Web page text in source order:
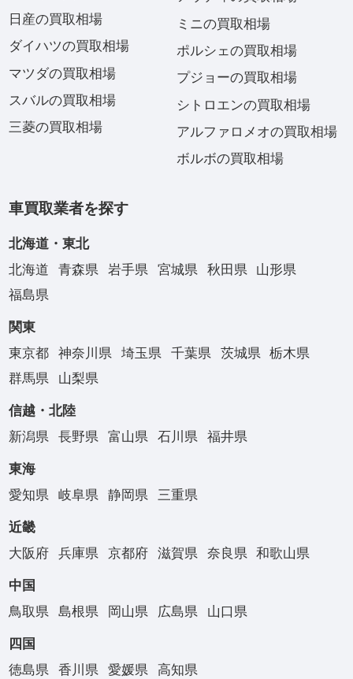
日産の買取相場
ダイハツの買取相場
マツダの買取相場
スバルの買取相場
三菱の買取相場
ミニの買取相場
ポルシェの買取相場
プジョーの買取相場
シトロエンの買取相場
アルファロメオの買取相場
ボルボの買取相場
車買取業者を探す
北海道・東北
北海道
青森県 岩手県 宮城県 秋田県
山形県
福島県
関東
東京都
神奈川県 埼玉県 千葉県 茨城県
栃木県
群馬県
山梨県
信越・北陸
新潟県
長野県 富山県 石川県 福井県
東海
愛知県
岐阜県 静岡県 三重県
近畿
大阪府
兵庫県 京都府 滋賀県 奈良県 和歌山県
中国
鳥取県
島根県 岡山県 広島県 山口県
四国
徳島県
香川県 愛媛県 高知県